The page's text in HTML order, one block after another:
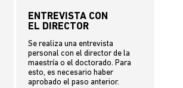
ENTREVISTA CON
EL DIRECTOR
Se realiza una entrevista
personal con el director de la
maestría o el doctorado. Para
esto, es necesario haber
aprobado el paso anterior.